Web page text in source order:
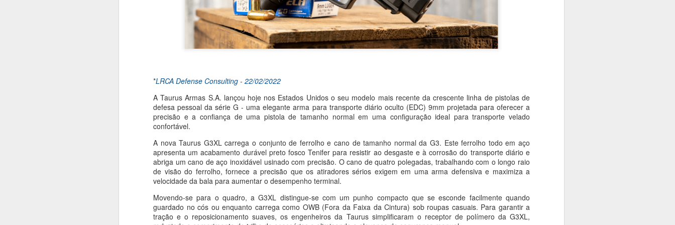
*LRCA Defense Consulting - 22/02/2022
A Taurus Armas S.A. lançou hoje nos Estados Unidos o seu modelo mais recente da crescente linha de pistolas de
defesa pessoal da série G - uma elegante arma para transporte diário oculto (EDC) 9mm projetada para oferecer a
precisão e a confiança de uma pistola de tamanho normal em uma configuração ideal para transporte velado
confortável.
A nova Taurus G3XL carrega o conjunto de ferrolho e cano de tamanho normal da G3. Este ferrolho todo em aço
apresenta um acabamento durável preto fosco Tenifer para resistir ao desgaste e à corrosão do transporte diário e
abriga um cano de aço inoxidável usinado com precisão. O cano de quatro polegadas, trabalhando com o longo raio
de visão do ferrolho, fornece a precisão que os atiradores sérios exigem em uma arma defensiva e maximiza a
velocidade da bala para aumentar o desempenho terminal.
Movendo-se para o quadro, a G3XL distingue-se com um punho compacto que se esconde facilmente quando
guardado no cós ou enquanto carrega como OWB (Fora da Faixa da Cintura) sob roupas casuais. Para garantir a
tração e o reposicionamento suaves, os engenheiros da Taurus simplificaram o receptor de polímero da G3XL,
LRCA Defense Consulting - 07/08/2026
A ministra dos Negócios Estrangeiros da Suécia, Maria Malmer Stenergard, esteve em Brasília nesta
quarta-feira (5/8) para uma visita oficial que resultou na assinatura, com o chanceler brasileiro Mauro
Vieira, do documento intitulado Parceria Estratégica Brasil–Suécia, plano de ação para o terceiro século
das relações bilaterais. O ato, publicado pelo Ministério das Relações Exteriores (MRE) como Nota à
Imprensa nº 258, celebra os duzentos anos do estabelecimento de relações diplomáticas entre os dois
países, iniciadas em 1826, e estabelece diretrizes para o aprofundamento da parceria em oito áreas, entre